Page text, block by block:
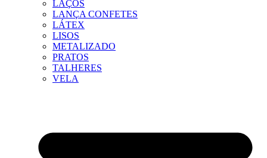
LAÇOS
LANÇA CONFETES
LÁTEX
LISOS
METALIZADO
PRATOS
TALHERES
VELA